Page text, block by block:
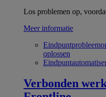
Los problemen op,
Meer informatie
oplossen
Verbonden